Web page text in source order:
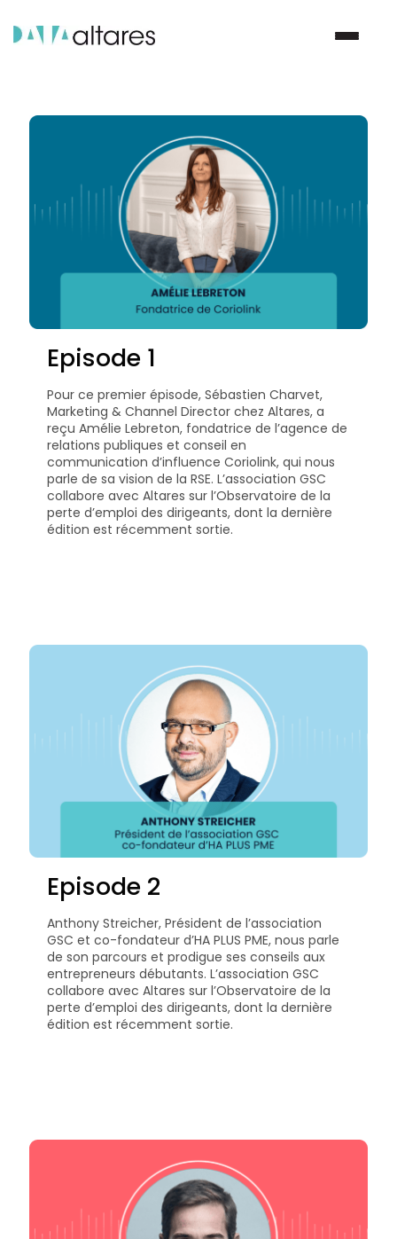
Ressources
Episode 1
Pour ce premier épisode, Sébastien Charvet,
Marketing & Channel Director chez Altares, a
reçu Amélie Lebreton, fondatrice de l’agence de
relations publiques et conseil en
communication d’influence Coriolink, qui nous
parle de sa vision de la RSE. L’association GSC
collabore avec Altares sur l’Observatoire de la
perte d’emploi des dirigeants, dont la dernière
édition est récemment sortie.
Episode 2
Anthony Streicher, Président de l’association
GSC et co-fondateur d’HA PLUS PME, nous parle
de son parcours et prodigue ses conseils aux
entrepreneurs débutants. L’association GSC
collabore avec Altares sur l’Observatoire de la
perte d’emploi des dirigeants, dont la dernière
édition est récemment sortie.​